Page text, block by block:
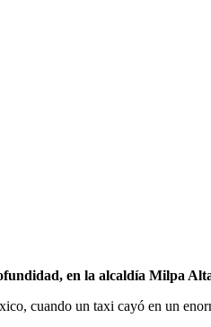
en la alcaldía Milpa
cuando un taxi cayó en un